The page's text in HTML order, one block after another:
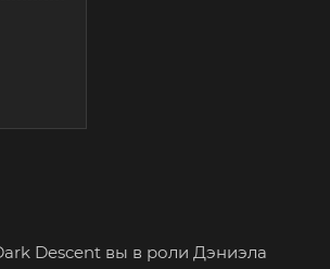
Descent вы в роли Дэниэла